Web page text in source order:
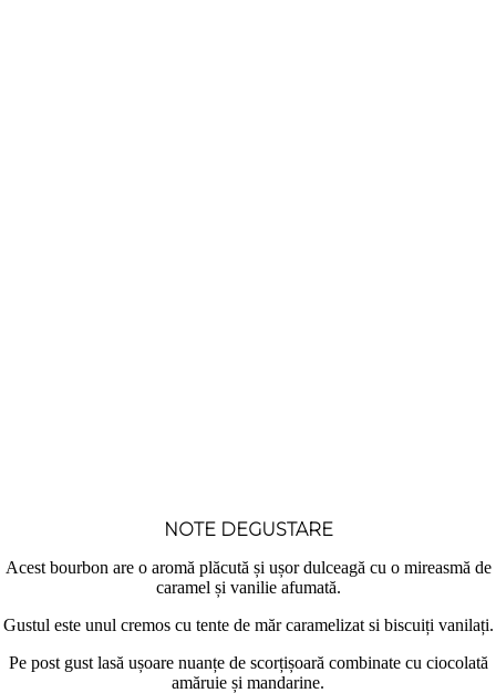
NOTE DEGUSTARE
Acest bourbon are o aromă plăcută și ușor dulceagă cu o mireasmă de
caramel și vanilie afumată.
Gustul este unul cremos cu tente de măr caramelizat si biscuiți vanilați.
Pe post gust lasă ușoare nuanțe de scorțișoară combinate cu ciocolată
amăruie și mandarine.